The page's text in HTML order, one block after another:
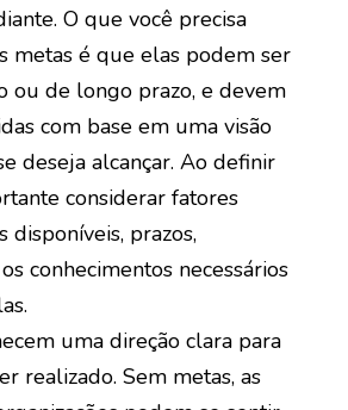
O que você precisa
metas é que elas podem ser
ou de longo prazo, e devem
com base em uma visão
deseja alcançar. Ao definir
considerar fatores
disponíveis, prazos,
conhecimentos necessários
uma direção clara para
realizado. Sem metas, as